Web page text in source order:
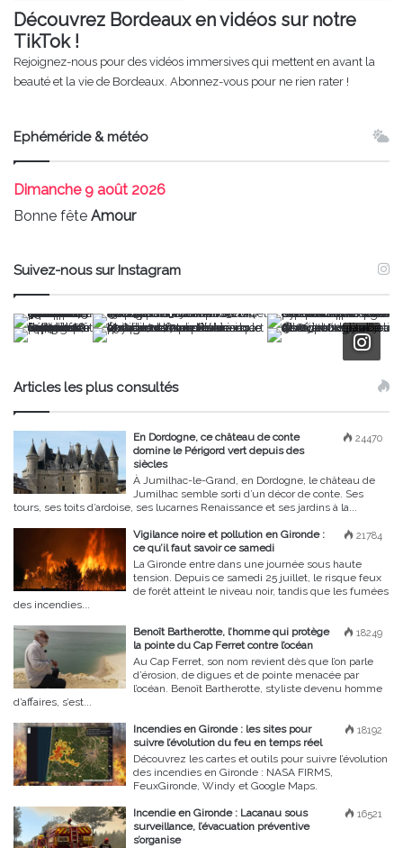
Découvrez Bordeaux en vidéos sur notre
TikTok !
Rejoignez-nous pour des vidéos immersives qui mettent en avant la
beauté et la vie de Bordeaux. Abonnez-vous pour ne rien rater !
Ephéméride & météo
Dimanche9 août 2026
Bonne fête Amour
Suivez-nous sur Instagram
Articles les plus consultés
24470
En Dordogne, ce château de conte
domine le Périgord vert depuis des
siècles
À Jumilhac-le-Grand, en Dordogne, le château de
Jumilhac semble sorti d’un décor de conte. Ses
tours, ses toits d’ardoise, ses lucarnes Renaissance et ses jardins à la...
21784
Vigilance noire et pollution en Gironde :
ce qu’il faut savoir ce samedi
La Gironde entre dans une journée sous haute
tension. Depuis ce samedi 25 juillet, le risque feux
de forêt atteint le niveau noir, tandis que les fumées
des incendies...
18249
Benoît Bartherotte, l’homme qui protège
la pointe du Cap Ferret contre l’océan
Au Cap Ferret, son nom revient dès que l’on parle
d’érosion, de digues et de pointe menacée par
l’océan. Benoît Bartherotte, styliste devenu homme
d’affaires, s’est...
18192
Incendies en Gironde : les sites pour
suivre l’évolution du feu en temps réel
Découvrez les cartes et outils pour suivre l’évolution
des incendies en Gironde : NASA FIRMS,
FeuxGironde, Windy et Google Maps.
16521
Incendie en Gironde : Lacanau sous
surveillance, l’évacuation préventive
s’organise